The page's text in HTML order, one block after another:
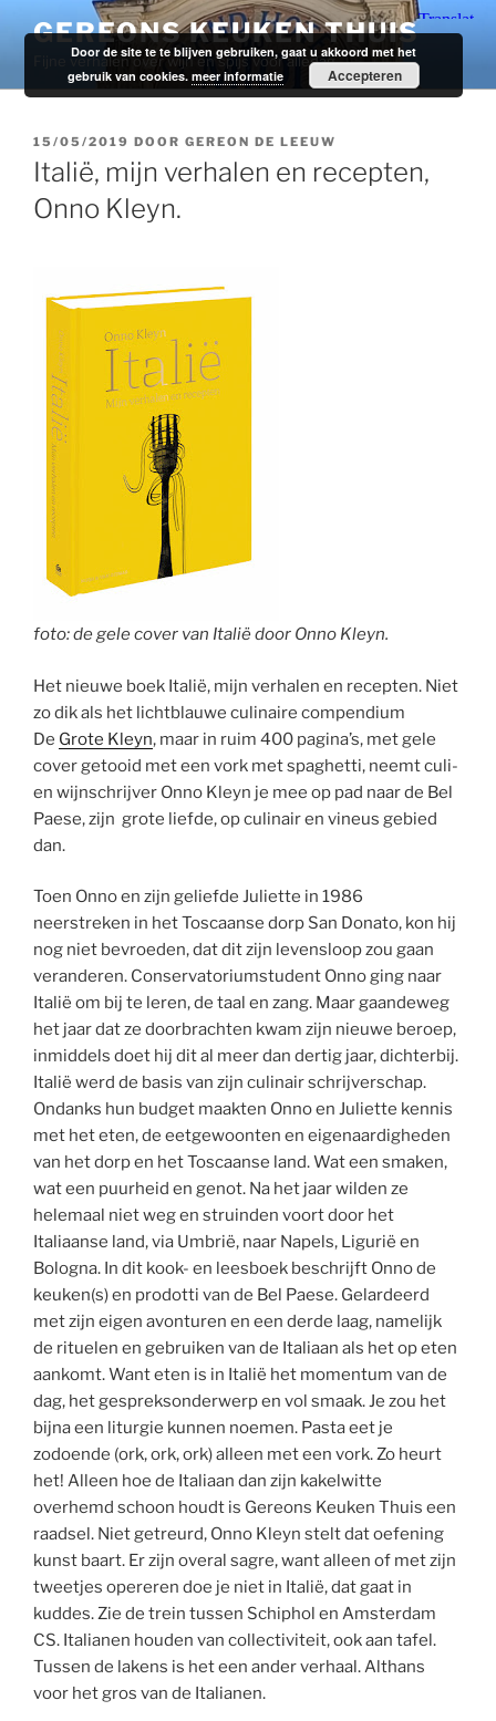
naar
inhoud
GEREONS KEUKEN THUIS
Fijne verhalen over wijn en spijs voor alledag.
GEPLAATST
OP
15/05/2019 DOOR GEREON DE LEEUW
Italië, mijn verhalen en recepten,
Onno Kleyn.
foto: de gele cover van Italië door Onno Kleyn.
Het nieuwe boek Italië, mijn verhalen en recepten. Niet
zo dik als het lichtblauwe culinaire compendium
De Grote Kleyn, maar in ruim 400 pagina’s, met gele
cover getooid met een vork met spaghetti, neemt culi-
en wijnschrijver Onno Kleyn je mee op pad naar de Bel
Paese, zijn grote liefde, op culinair en vineus gebied
dan.
Toen Onno en zijn geliefde Juliette in 1986
neerstreken in het Toscaanse dorp San Donato, kon hij
nog niet bevroeden, dat dit zijn levensloop zou gaan
veranderen. Conservatoriumstudent Onno ging naar
Italië om bij te leren, de taal en zang. Maar gaandeweg
het jaar dat ze doorbrachten kwam zijn nieuwe beroep,
inmiddels doet hij dit al meer dan dertig jaar, dichterbij.
Italië werd de basis van zijn culinair schrijverschap.
Ondanks hun budget maakten Onno en Juliette kennis
met het eten, de eetgewoonten en eigenaardigheden
van het dorp en het Toscaanse land. Wat een smaken,
wat een puurheid en genot. Na het jaar wilden ze
helemaal niet weg en struinden voort door het
Italiaanse land, via Umbrië, naar Napels, Ligurië en
Bologna. In dit kook- en leesboek beschrijft Onno de
keuken(s) en prodotti van de Bel Paese. Gelardeerd
met zijn eigen avonturen en een derde laag, namelijk
de rituelen en gebruiken van de Italiaan als het op eten
aankomt. Want eten is in Italië het momentum van de
dag, het gespreksonderwerp en vol smaak. Je zou het
bijna een liturgie kunnen noemen. Pasta eet je
zodoende (ork, ork, ork) alleen met een vork. Zo heurt
het! Alleen hoe de Italiaan dan zijn kakelwitte
overhemd schoon houdt is Gereons Keuken Thuis een
raadsel. Niet getreurd, Onno Kleyn stelt dat oefening
kunst baart. Er zijn overal sagre, want alleen of met zijn
tweetjes opereren doe je niet in Italië, dat gaat in
kuddes. Zie de trein tussen Schiphol en Amsterdam
CS. Italianen houden van collectiviteit, ook aan tafel.
Tussen de lakens is het een ander verhaal. Althans
voor het gros van de Italianen.
Door de site te te blijven gebruiken, gaat u akkoord met het
gebruik van cookies.meer informatie Accepteren